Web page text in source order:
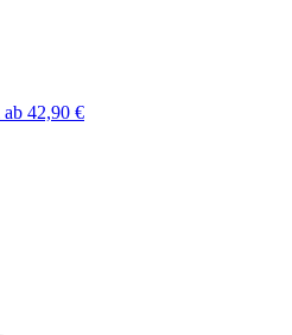
ab 42,90 €